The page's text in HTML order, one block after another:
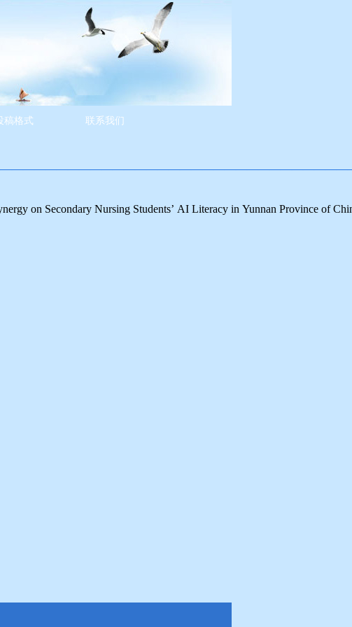
稿格式 联系我们
on Secondary Nursing Students’ AI Literacy in Yunnan Province of